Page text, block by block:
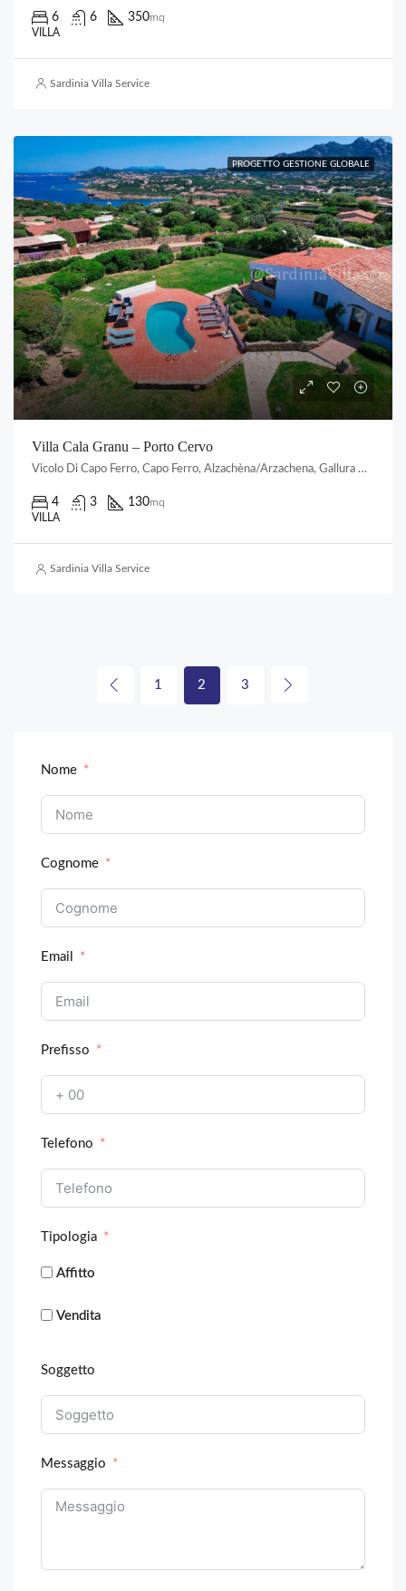
6 6 350mq
VILLA
Sardinia Villa Service
PROGETTO GESTIONE GLOBALE
Villa Cala Granu – Porto Cervo
Vicolo Di Capo Ferro, Capo Ferro, Alzachèna/Arzachena, Gallura Nord-Est Sardegna, Sardigna/Sardegna, Italia
4 3 130mq
VILLA
Sardinia Villa Service
1 2 3
Nome
Cognome
Email
Prefisso
Telefono
Tipologia
Affitto
Vendita
Soggetto
Messaggio